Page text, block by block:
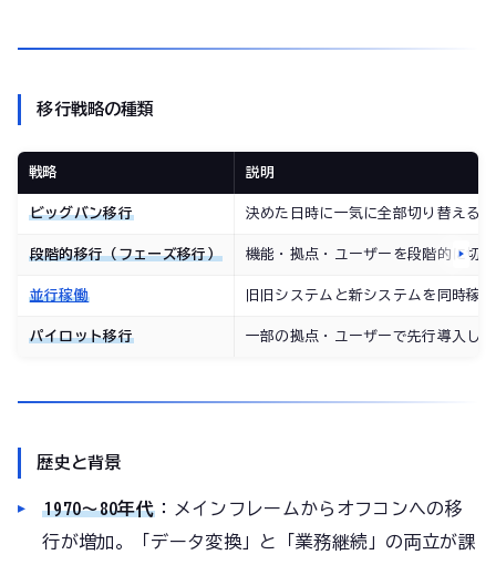
移行戦略の種類
戦略 説明
ビッグバン移行 決めた日時に一気に全部切り替える
段階的移行（フェーズ移行） 機能・拠点・ユーザーを段階的に切
並行稼働 旧旧システムと新システムを同時稼
パイロット移行 一部の拠点・ユーザーで先行導入し
歴史と背景
1970〜80年代 ：メインフレームからオフコンへの移
行が増加。「データ変換」と「業務継続」の両立が課